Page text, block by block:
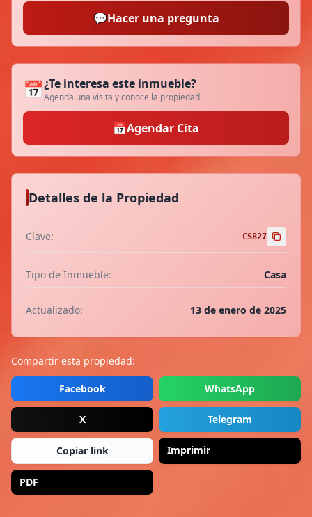
💬Hacer una pregunta
📅¿Te interesa este inmueble?
Agenda una visita y conoce la propiedad
📅Agendar Cita
Detalles de la Propiedad
Clave: CS827
Tipo de Inmueble: Casa
Actualizado: 13 de enero de 2025
Compartir esta propiedad:
Facebook WhatsApp
X Telegram
Copiar link Imprimir
PDF